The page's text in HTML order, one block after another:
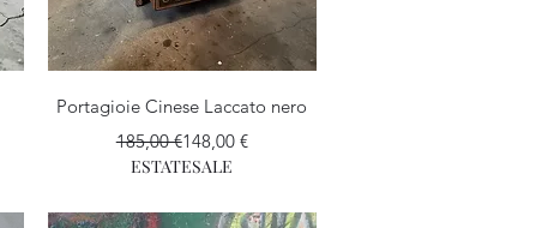
Vista rapida
Portagioie Cinese Laccato nero
Prezzo regolare
185,00 €Prezzo scontato
148,00 €
ESTATESALE